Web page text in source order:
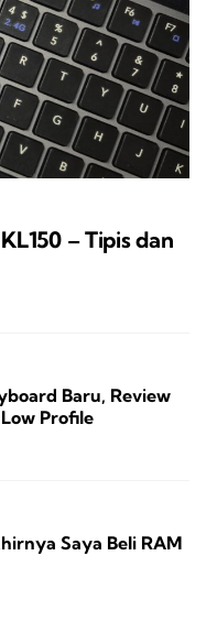
– Tipis dan
Baru, Review
Profile
Saya Beli RAM